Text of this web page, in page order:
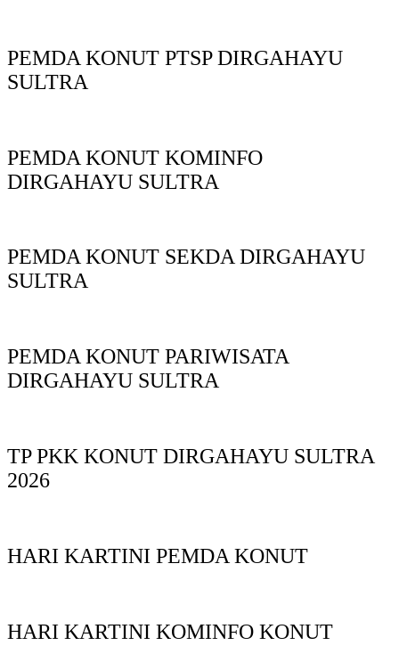
PEMDA KONUT PTSP DIRGAHAYU
SULTRA
PEMDA KONUT KOMINFO
DIRGAHAYU SULTRA
PEMDA KONUT SEKDA DIRGAHAYU
SULTRA
PEMDA KONUT PARIWISATA
DIRGAHAYU SULTRA
TP PKK KONUT DIRGAHAYU SULTRA
2026
HARI KARTINI PEMDA KONUT
HARI KARTINI KOMINFO KONUT